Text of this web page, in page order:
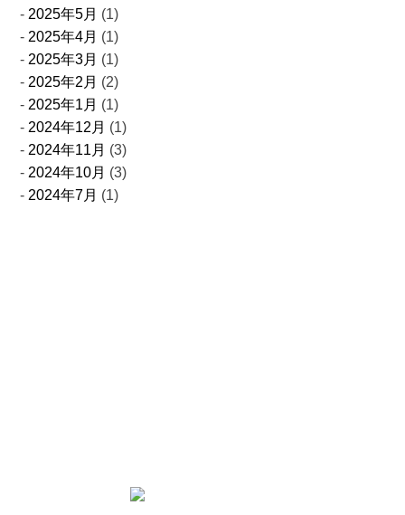
2025年5月 (1)
2025年4月 (1)
2025年3月 (1)
2025年2月 (2)
2025年1月 (1)
2024年12月 (1)
2024年11月 (3)
2024年10月 (3)
2024年7月 (1)